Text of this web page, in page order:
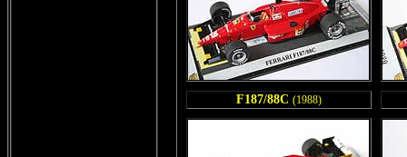
F187/88C (1988)